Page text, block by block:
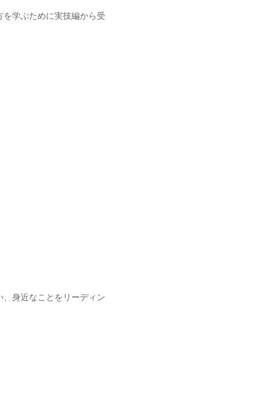
学ぶために実技編から受
身近なことをリーディン